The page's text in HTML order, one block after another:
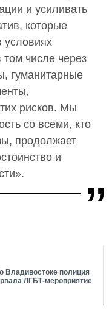
и усиливать
которые
условиях
числе через
гуманитарные
рисков. Мы
со всеми, кто
продолжает
и
Владивостоке полиция
ЛГБТ-мероприятие